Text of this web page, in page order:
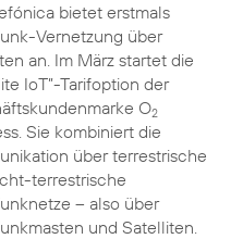
bietet erstmals
Vernetzung über
an. Im März startet die
IoT”-Tarifoption der
O2
Sie kombiniert die
über terrestrische
terrestrische
– also über
und Satelliten.